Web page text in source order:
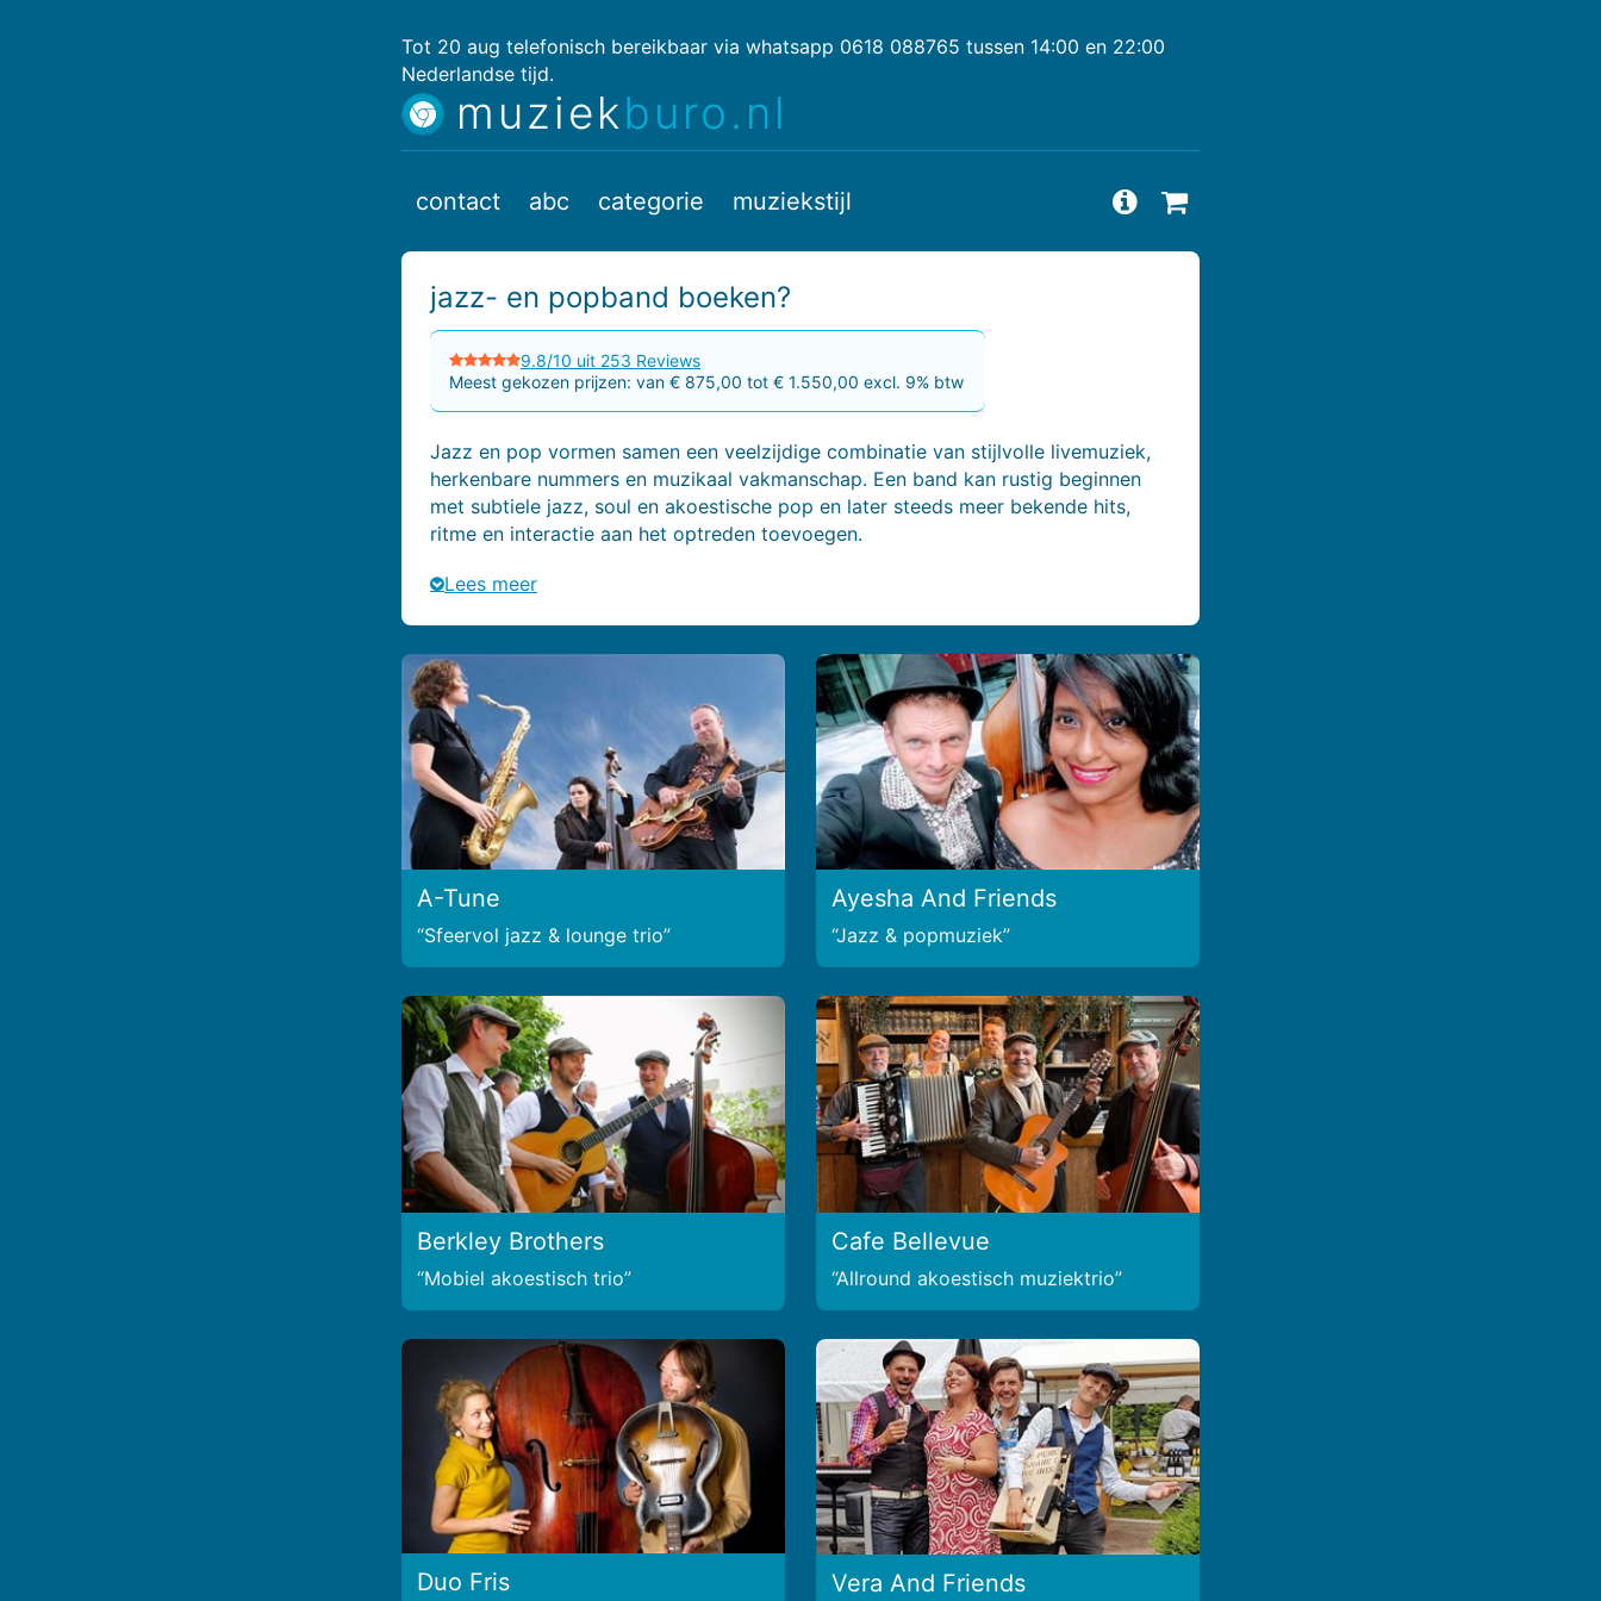
Tot 20 aug telefonisch bereikbaar via whatsapp 0618 088765 tussen 14:00 en 22:00
Nederlandse tijd.
muziekburo.nl
jazz- en popband boeken?
9.8/10 uit 253 Reviews
Meest gekozen prijzen: van € 875,00 tot € 1.550,00 excl. 9% btw
Jazz en pop vormen samen een veelzijdige combinatie van stijlvolle livemuziek,
herkenbare nummers en muzikaal vakmanschap. Een band kan rustig beginnen
met subtiele jazz, soul en akoestische pop en later steeds meer bekende hits,
ritme en interactie aan het optreden toevoegen.
Lees meer
A-Tune
Sfeervol jazz & lounge trio
Ayesha And Friends
Jazz & popmuziek
Berkley Brothers
Mobiel akoestisch trio
Cafe Bellevue
Allround akoestisch muziektrio
Duo Fris Vera And Friends
contact abc categorie muziekstijl Vragen en antwoorden bekijken
Beschikbaarheid aanvragen